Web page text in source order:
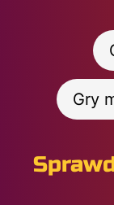
Gry